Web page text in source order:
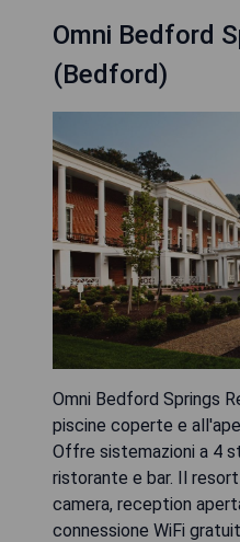
Omni Bedford
(Bedford)
Omni Bedford Springs
piscine coperte e
Offre sistemazioni a 4
ristorante e bar. Il
camera, reception
connessione WiFi